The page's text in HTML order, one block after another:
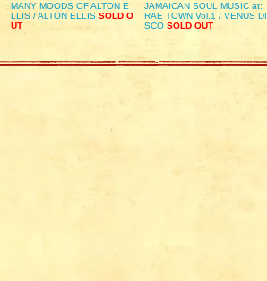
MANY MOODS OF ALTON E
LLIS / ALTON ELLIS SOLD O
UT
JAMAICAN SOUL MUSIC at:
RAE TOWN Vol.1 / VENUS DI
SCO SOLD OUT